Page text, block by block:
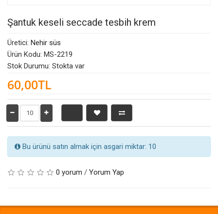
Şantuk keseli seccade tesbih krem
Üretici: Nehir süs
Ürün Kodu: MS-2219
Stok Durumu: Stokta var
60,00TL
Bu ürünü satın almak için asgari miktar: 10
0 yorum / Yorum Yap